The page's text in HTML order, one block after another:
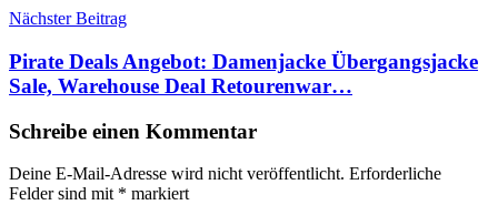
Nächster Beitrag
Pirate Deals Angebot: Damenjacke Übergangsjacke
Sale, Warehouse Deal Retourenwar…
Schreibe einen Kommentar
Deine E-Mail-Adresse wird nicht veröffentlicht. Erforderliche
Felder sind mit * markiert